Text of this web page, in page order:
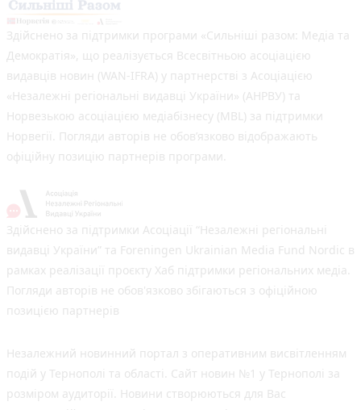
Здійснено за підтримки програми «Сильніші разом: Медіа та
Демократія», що реалізується Всесвітньою асоціацією
видавців новин (WAN-IFRA) у партнерстві з Асоціацією
«Незалежні регіональні видавці України» (АНРВУ) та
Норвезькою асоціацією медіабізнесу (MBL) за підтримки
Норвегії. Погляди авторів не обов’язково відображають
офіційну позицію партнерів програми.
Здійснено за підтримки Асоціації “Незалежні регіональні
видавці України” та Foreningen Ukrainian Media Fund Nordic в
рамках реалізації проєкту Хаб підтримки регіональних медіа.
Погляди авторів не обов'язково збігаються з офіційною
позицією партнерів
Незалежний новинний портал з оперативним висвітленням
подій у Тернополі та області. Сайт новин №1 у Тернополі за
розміром аудиторії. Новини створюються для Вас